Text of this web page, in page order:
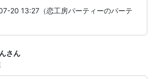
20 13:27（恋工房パーティーのパーテ
さん